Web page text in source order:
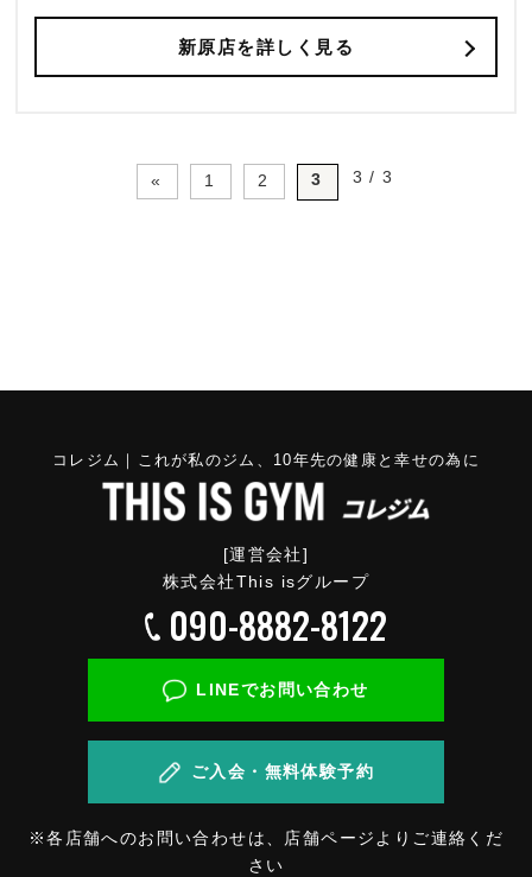
新原店を詳しく見る
3 / 3
« 1 2 3
コレジム｜これが私のジム、10年先の健康と幸せの為に
[運営会社]
株式会社This isグループ
090-8882-8122
LINEでお問い合わせ
ご入会・無料体験予約
※各店舗へのお問い合わせは、店舗ページよりご連絡くだ
さい